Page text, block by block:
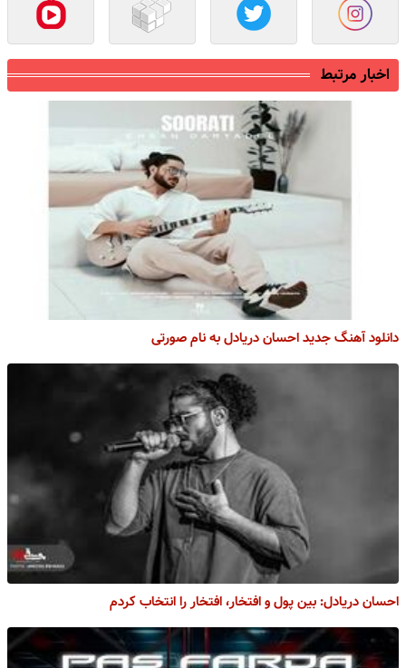
اخبار مرتبط
دانلود آهنگ جدید احسان دریادل به نام صورتی
احسان دریادل: بین پول و افتخار، افتخار را انتخاب کردم